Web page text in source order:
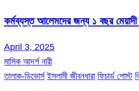
কর্মব্যস্ত আলেমদের জন্য ১ বছর
April 3, 2025
মাসিক আদর্শ নারী
তালাক-ডিভোর্স ইসলামী জীবনধারা ফিচার্ড পোস্ট